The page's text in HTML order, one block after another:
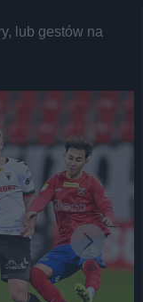
lub gestów na